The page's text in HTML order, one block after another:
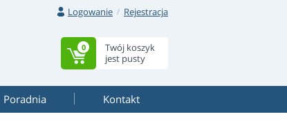
Logowanie
Rejestracja
Twój koszyk
jest pusty
0
Poradnia Kontakt